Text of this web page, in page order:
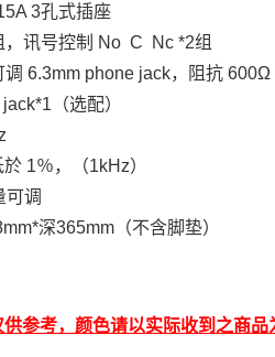
3孔式插座
，讯号控制 No C Nc *2组
6.3mm phone jack，阻抗 600Ω
（选配）
1％，（1kHz）
可调
深365mm（不含脚垫）
参考，颜色请以实际收到之商品